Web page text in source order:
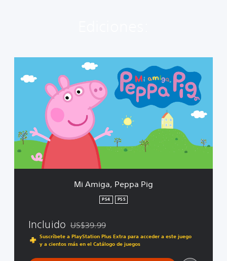
P
e
p
Mi Amiga, Peppa Pig
PS4 PS5
Incluido Rebajado del precio original de US$39.99
US$39.99
Suscríbete a PlayStation Plus Extra para acceder a este juego
y a cientos más en el Catálogo de juegos